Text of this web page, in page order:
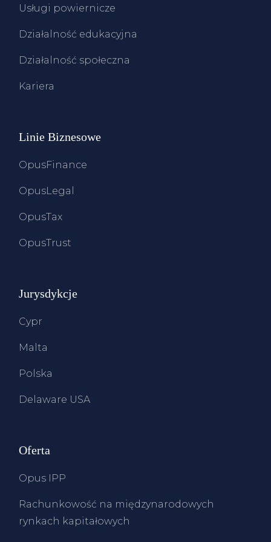
Usługi powiernicze
Działalność edukacyjna
Działalność społeczna
Kariera
Linie Biznesowe
OpusFinance
OpusLegal
OpusTax
OpusTrust
Jurysdykcje
Cypr
Malta
Polska
Delaware USA
Oferta
Opus IPP
Rachunkowość na międzynarodowych
rynkach kapitałowych